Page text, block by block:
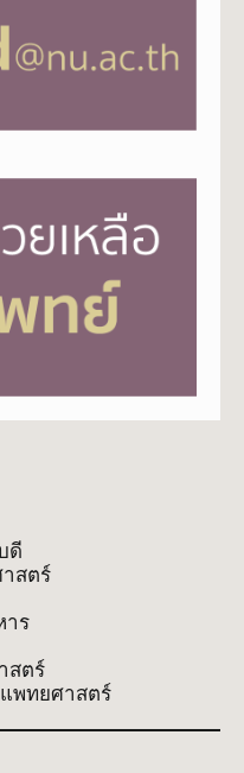
ดี
สตร์
าร
สตร์
พทยศาสตร์